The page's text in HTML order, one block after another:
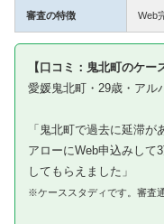
審査の特徴 Web
【口コミ：鬼北町のケー
愛媛鬼北町・29歳・アル
「鬼北町で過去に延滞が
アローにWeb申込みして
してもらえました」
※ケーススタディです。審査